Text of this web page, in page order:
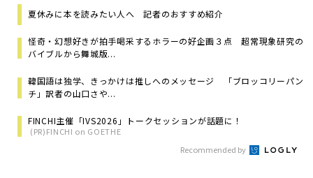
夏休みに本を読みたい人へ 記者のおすすめ紹介
怪奇・幻想好きが拍手喝采するホラーの好企画３点 超常現象研究の
バイブルから舞城版...
韓国語は独学、きっかけは推しへのメッセージ 「ブロッコリーパン
チ」訳者の山口さや...
FINCHI主催「IVS2026」トークセッションが話題に！
(PR)FINCHI on GOETHE
Recommended by